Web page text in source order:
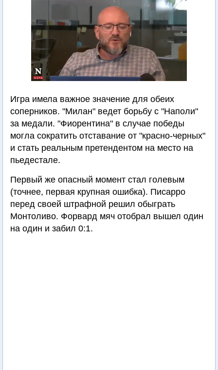
Игра имела важное значение для обеих
соперников. "Милан" ведет борьбу с "Наполи"
за медали. "Фиорентина" в случае победы
могла сократить отставание от "красно-черных"
и стать реальным претендентом на место на
пьедестале.
Первый же опасный момент стал голевым
(точнее, первая крупная ошибка). Писарро
перед своей штрафной решил обыграть
Монтоливо. Форвард мяч отобрал вышел один
на один и забил 0:1.